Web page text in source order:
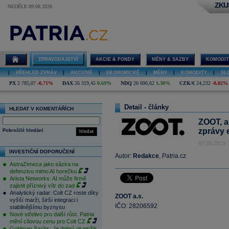
NEDĚLE 09.08.2026
ZPRAVODAJSTVÍ AKCIE & FONDY MĚNY & SAZBY
PŘEHLED ZPRÁV AKCIOVÉ EKONOMICKÉ MĚNY KOMODITY
PX 2 785,07 -0,71% DAX 26 319,45 0,69% NDQ 26 690,62 1,30% CZK/€ 24,232 -0,02%
HLEDAT V KOMENTÁŘÍCH
hledat
Pokročilé hledání
INVESTIČNÍ DOPORUČENÍ
AstraZeneca jako sázka na
defenzivu mimo AI horečku
Arista Networks: AI může firmě
zajistit příznivý vítr do zad
Analytický radar: Colt CZ roste díky
vyšší marži, širší integraci i
stabilnějšímu byznysu
Nové střelivo pro další růst. Patria
mění cílovou cenu pro Colt CZ
Detail - články
ZOOT,
zprávy
07.05.2019
Autor: Redakce, Patria.cz
ZOOT a.s.
IČO: 28206592